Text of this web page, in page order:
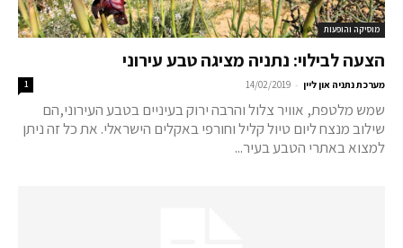
מוסיקה והופעות
הצעה לבילוי: נתניה מציגה טבע עירוני
מערכת נתניה און ליין -
14/02/2019
1
שמש מלטפת, אוויר צלול והרבה ירוק בעיניים בטבע העירוני,הם
שילוב מנצח ליום טיול קליל וחורפי באקלים הישראלי. את כל זה ניתן
למצוא באתרי הטבע בעיר...